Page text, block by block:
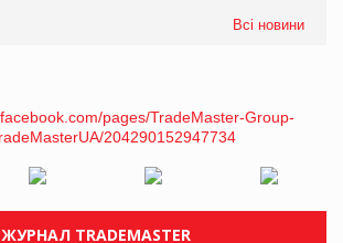
Всі новини
ЖУРНАЛ TRADEMASTER